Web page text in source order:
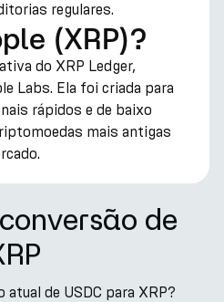
regulares.
(XRP)?
do XRP Ledger,
Labs. Ela foi criada para
rápidos e de baixo
mais antigas
de
atual de USDC para XRP?